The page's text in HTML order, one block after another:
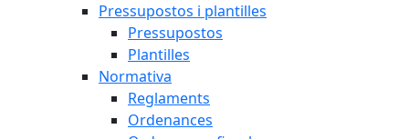
Pressupostos i plantilles
Pressupostos
Plantilles
Normativa
Reglaments
Ordenances